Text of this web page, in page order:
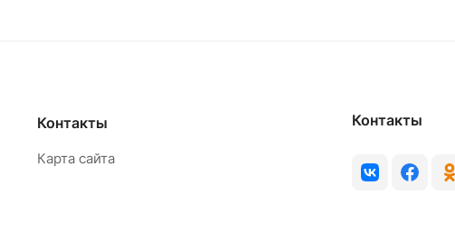
Контакты
Карта сайта
Контакты